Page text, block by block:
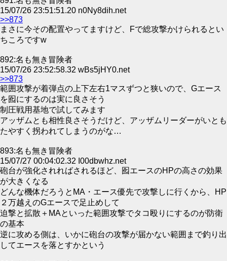
15/07/26 23:51:51.20 n0Ny8dih.net
>>873
まさに今その配置やってますけど、Fで総攻撃かけられるとい
ちころですw
892:名も無き冒険者
15/07/26 23:52:58.32 wBs5jHY0.net
>>873
範囲攻撃が着弾点の上下左右1マスずつと狭いので、Gエース
を囮にするのは実に良さそう
制圧戦用基地で試してみます
アッザムとも相性良さそうだけど、アッザムリーダーがいとも
たやすく拐われてしまうのがな…
893:名も無き冒険者
15/07/27 00:04:02.32 I00dbwhz.net
砲台が強化されればされるほど、囮エースのHPの高さの効果
が大きくなる
どんな機体だろうとMA・エース優先で攻撃しに行くから、HP
２万越えのGエースで足止めして
迫撃と拡散＋MAといった範囲攻撃でタコ殴りにするのが防衛
の基本
逆に攻める側は、いかに砲台の攻撃が届かない範囲まで釣り出
してエースを落とすかという